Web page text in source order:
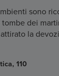
sono
dei
la
110